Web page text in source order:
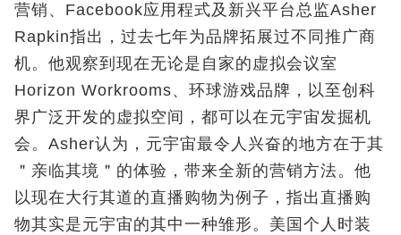
营销、Facebook应用程式及新兴平台总监Asher
Rapkin指出，过去七年为品牌拓展过不同推广商
机。他观察到现在无论是自家的虚拟会议室
Horizon Workrooms、环球游戏品牌，以至创科
界广泛开发的虚拟空间，都可以在元宇宙发掘机
会。Asher认为，元宇宙最令人兴奋的地方在于其
＂亲临其境＂的体验，带来全新的营销方法。他
以现在大行其道的直播购物为例子，指出直播购
物其实是元宇宙的其中一种雏形。美国个人时装